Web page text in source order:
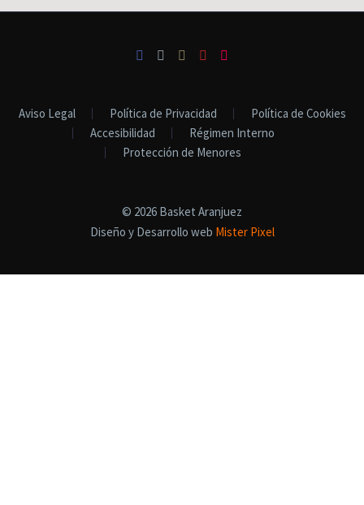
Aviso Legal Política de Privacidad
Política de Cookies
Accesibilidad
Régimen Interno
Protección de Menores
© 2026 Basket Aranjuez
Diseño y Desarrollo web Mister Pixel